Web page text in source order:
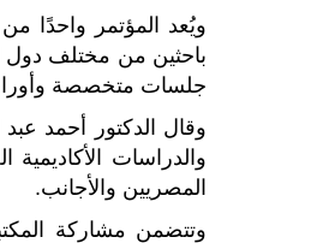
ويُعد المؤتمر واحدًا
باحثين من مختلف دول
جلسات متخصصة
وقال الدكتور أحمد
والدراسات
المصريين والأجانب.
وتتضمن مشاركة